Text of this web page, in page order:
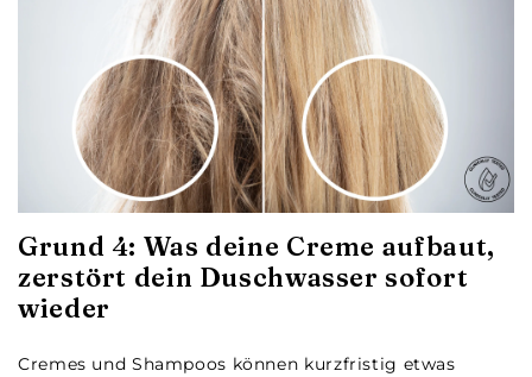
Grund 4: Was deine Creme aufbaut,
zerstört dein Duschwasser sofort
wieder
Cremes und Shampoos können kurzfristig etwas